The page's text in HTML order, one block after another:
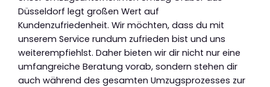
Düsseldorf legt großen Wert auf
Kundenzufriedenheit. Wir möchten, dass du mit
unserem Service rundum zufrieden bist und uns
weiterempfiehlst. Daher bieten wir dir nicht nur eine
umfangreiche Beratung vorab, sondern stehen dir
auch während des gesamten Umzugsprozesses zur